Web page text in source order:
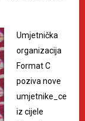
Umjetnička
organizacija
Format C
poziva nove
umjetnike_ce
iz cijele